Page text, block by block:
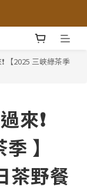
」
」
【2025 三峽綠茶季
來❗️
】
茶野餐